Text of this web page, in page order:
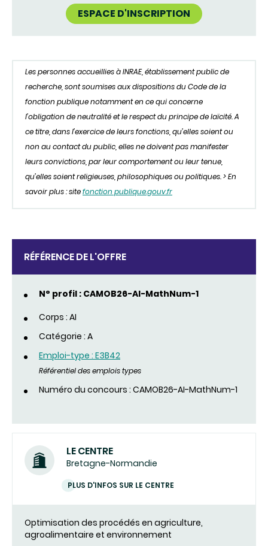
ESPACE D'INSCRIPTION
Les personnes accueillies à INRAE, établissement public de
recherche, sont soumises aux dispositions du Code de la
fonction publique notamment en ce qui concerne
l’obligation de neutralité et le respect du principe de laïcité. A
ce titre, dans l’exercice de leurs fonctions, qu’elles soient ou
non au contact du public, elles ne doivent pas manifester
leurs convictions, par leur comportement ou leur tenue,
qu’elles soient religieuses, philosophiques ou politiques. > En
savoir plus : sitefonction publique.gouv.fr
RÉFÉRENCE DE L'OFFRE
N° profil : CAMOB26-AI-MathNum-1
Corps : AI
Catégorie : A
Emploi-type : E3B42
Référentiel des emplois types
Numéro du concours : CAMOB26-AI-MathNum-1
LE CENTRE
Bretagne-Normandie
PLUS D'INFOS SUR LE CENTRE
Optimisation des procédés en agriculture,
agroalimentaire et environnement